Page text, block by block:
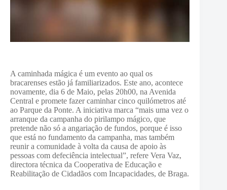
A caminhada mágica é um evento ao qual os
bracarenses estão já familiarizados. Este ano, acontece
novamente, dia 6 de Maio, pelas 20h00, na Avenida
Central e promete fazer caminhar cinco quilómetros até
ao Parque da Ponte. A iniciativa marca “mais uma vez o
arranque da campanha do pirilampo mágico, que
pretende não só a angariação de fundos, porque é isso
que está no fundamento da campanha, mas também
reunir a comunidade à volta da causa de apoio às
pessoas com defeciência intelectual”, refere Vera Vaz,
directora técnica da Cooperativa de Educação e
Reabilitação de Cidadãos com Incapacidades, de Braga.